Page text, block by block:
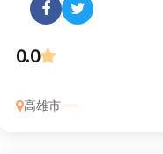
0.0
高雄市